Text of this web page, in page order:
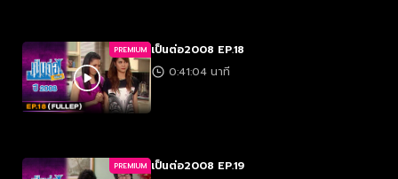
PREMIUM เป็นต่อ2008 EP.18
0:41:04 นาที
PREMIUM เป็นต่อ2008 EP.19